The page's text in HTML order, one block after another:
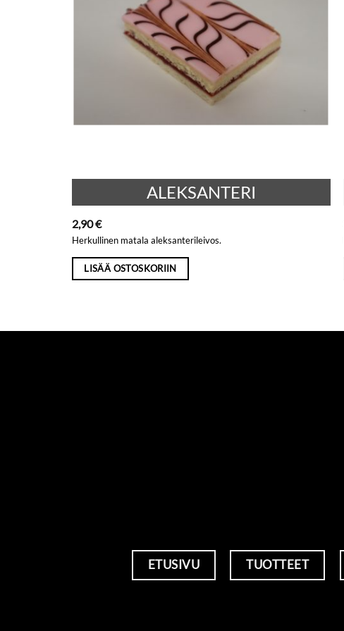
ALEKSANTERI
2,90€
Herkullinen matala aleksanterileivos.
LISÄÄ OSTOSKORIIN
ETUSIVU TUOTTEET